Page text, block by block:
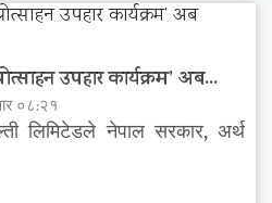
उपहार कार्यक्रम’ अब...
०८:२१
लिमिटेडले नेपाल सरकार, अर्थ